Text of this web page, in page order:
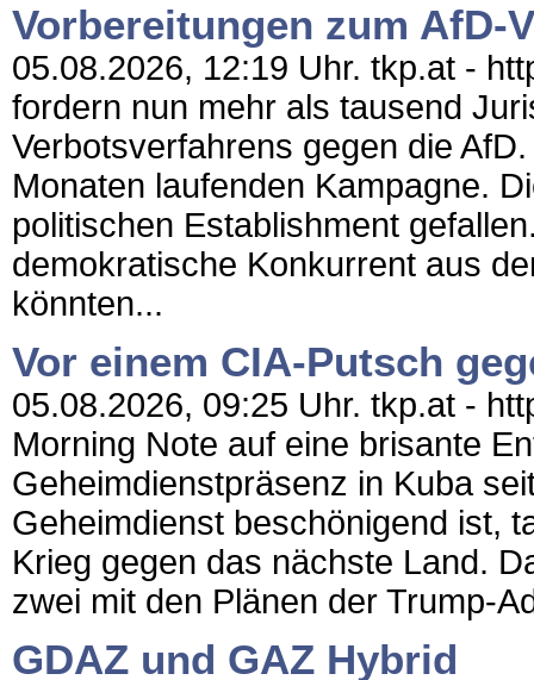
Vorbereitungen zum AfD-
05.08.2026, 12:19 Uhr. tkp.at -
fordern nun mehr als tausend
Verbotsverfahrens gegen die
Monaten laufenden Kampagne.
politischen Establishment
demokratische Konkurrent aus
könnten...
Vor einem CIA-Putsch
05.08.2026, 09:25 Uhr. tkp.at -
Morning Note auf eine brisante
Geheimdienstpräsenz in Kuba
Geheimdienst beschönigend ist,
Krieg gegen das nächste Land.
zwei mit den Plänen der Trump-
GDAZ und GAZ Hybrid